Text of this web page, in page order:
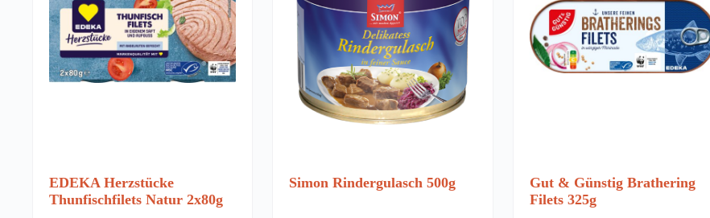
EDEKA Herzstücke
Thunfischfilets Natur 2x80g
Simon Rindergulasch 500g
Gut & Günstig Brathering
Filets 325g